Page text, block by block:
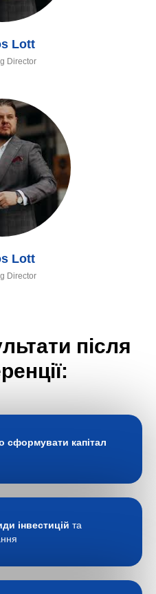
Lott
Director
Lott
Director
після
сформувати капітал
інвестицій та